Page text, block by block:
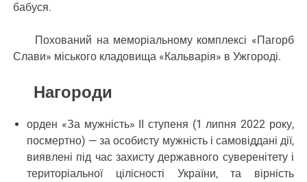
бабуся.
Похований на меморіальному комплексі «Пагорб
Слави» міського кладовища «Кальварія» в Ужгороді.
Нагороди
орден «За мужність» II ступеня (1 липня 2022 року,
посмертно) — за особисту мужність і самовіддані дії,
виявлені під час захисту державного суверенітету і
територіальної цілісності України, та вірність